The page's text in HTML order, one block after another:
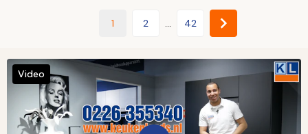
1 2 ... 42
Video